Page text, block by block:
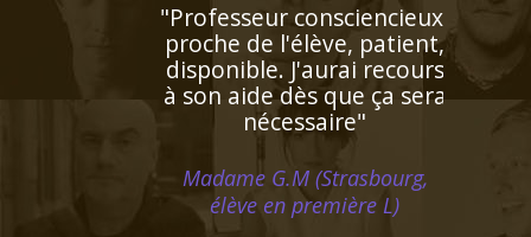
"Entièrement satisfaite.
Ma fille a augmenté sa
moyenne en anglais en
obtenant un 18/20 au
troisième trimestre. Je
compte faire la même
chose avec mon fils à la
rentrée de septembre avec
bien entendu la même